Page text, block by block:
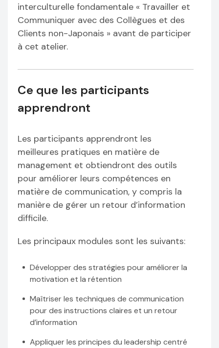
interculturelle fondamentale « Travailler et
Communiquer avec des Collègues et des
Clients non-Japonais » avant de participer
à cet atelier.
Ce que les participants
apprendront
Les participants apprendront les
meilleures pratiques en matière de
management et obtiendront des outils
pour améliorer leurs compétences en
matière de communication, y compris la
manière de gérer un retour d’information
difficile.
Les principaux modules sont les suivants:
Développer des stratégies pour améliorer la
motivation et la rétention
Maîtriser les techniques de communication
pour des instructions claires et un retour
d’information
Appliquer les principes du leadership centré